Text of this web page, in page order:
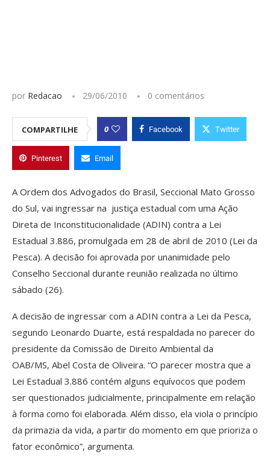
por Redacao 29/06/2010 0 comentários
COMPARTILHE 0 Facebook Twitter
Pinterest Email
A Ordem dos Advogados do Brasil, Seccional Mato Grosso
do Sul, vai ingressar na justiça estadual com uma Ação
Direta de Inconstitucionalidade (ADIN) contra a Lei
Estadual 3.886, promulgada em 28 de abril de 2010 (Lei da
Pesca). A decisão foi aprovada por unanimidade pelo
Conselho Seccional durante reunião realizada no último
sábado (26).
A decisão de ingressar com a ADIN contra a Lei da Pesca,
segundo Leonardo Duarte, está respaldada no parecer do
presidente da Comissão de Direito Ambiental da
OAB/MS, Abel Costa de Oliveira. “O parecer mostra que a
Lei Estadual 3.886 contém alguns equívocos que podem
ser questionados judicialmente, principalmente em relação
à forma como foi elaborada. Além disso, ela viola o princípio
da primazia da vida, a partir do momento em que prioriza o
fator econômico”, argumenta.